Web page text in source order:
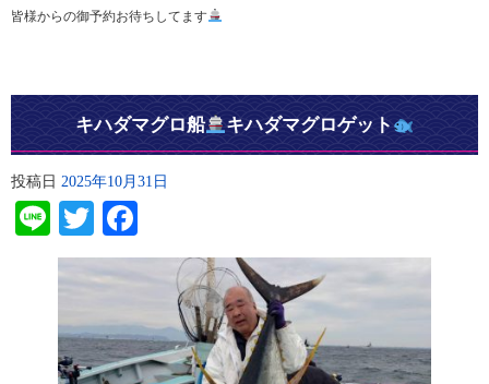
皆様からの御予約お待ちしてます
キハダマグロ船 キハダマグロゲット
投稿日 2025年10月31日
LineTwitter